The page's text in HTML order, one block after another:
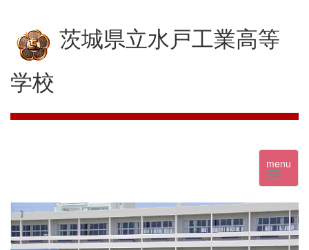
茨城県立水戸工業高等
学校
menu